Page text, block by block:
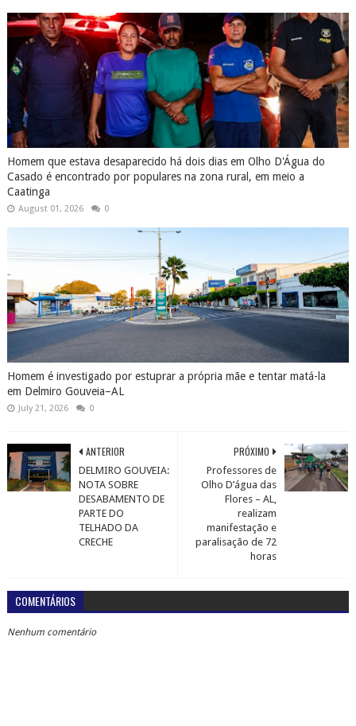
Homem que estava desaparecido há dois dias em Olho D'Água do
Casado é encontrado por populares na zona rural, em meio a
Caatinga
August 01, 2026 0
Homem é investigado por estuprar a própria mãe e tentar matá-la
em Delmiro Gouveia–AL
July 21, 2026 0
PRÓXIMO
Professores de
Olho D’água das
Flores – AL,
realizam
manifestação e
paralisação de 72
horas
ANTERIOR
DELMIRO GOUVEIA:
NOTA SOBRE
DESABAMENTO DE
PARTE DO
TELHADO DA
CRECHE
COMENTÁRIOS
Nenhum comentário